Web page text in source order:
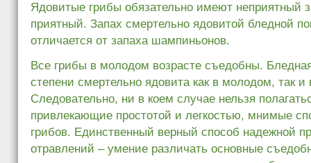
Ядовитые грибы обязательно имеют неприятный
приятный. Запах смертельно ядовитой бледной
отличается от запаха шампиньонов.
Все грибы в молодом возрасте съедобны.
степени смертельно ядовита как в молодом, так и
Следовательно, ни в коем случае нельзя
привлекающие простотой и легкостью, мнимые
грибов. Единственный верный способ надежной
отравлений – умение различать основные